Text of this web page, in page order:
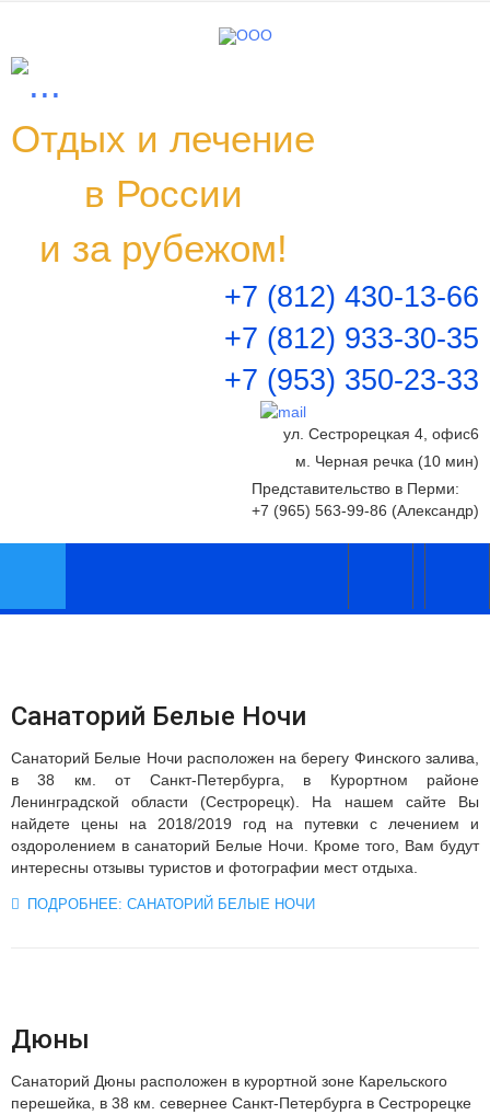
Отдых и лечение
в России
и за рубежом!
+7 (812) 430-13-66
+7 (812) 933-30-35
+7 (953) 350-23-33
ул. Сестрорецкая 4, офис6
м. Черная речка (10 мин)
Представительство в Перми:
+7 (965) 563-99-86 (Александр)
Санаторий Белые Ночи
Санаторий Белые Ночи расположен на берегу Финского залива,
в 38 км. от Санкт-Петербурга, в Курортном районе
Ленинградской области (Сестрорецк). На нашем сайте Вы
найдете цены на 2018/2019 год на путевки с лечением и
оздоролением в санаторий Белые Ночи. Кроме того, Вам будут
интересны отзывы туристов и фотографии мест отдыха.
ПОДРОБНЕЕ: САНАТОРИЙ БЕЛЫЕ НОЧИ
Дюны
Санаторий Дюны расположен в курортной зоне Карельского
перешейка, в 38 км. севернее Санкт-Петербурга в Сестрорецке
Ваш e-mail
Ваше сообщение *
Даю согласие на обработку персональных данных